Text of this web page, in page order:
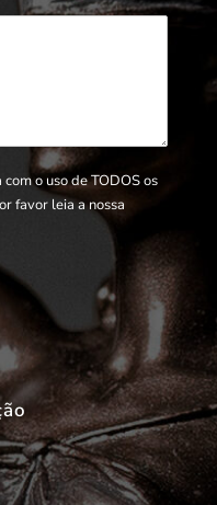
o uso de TODOS os
favor leia a nossa